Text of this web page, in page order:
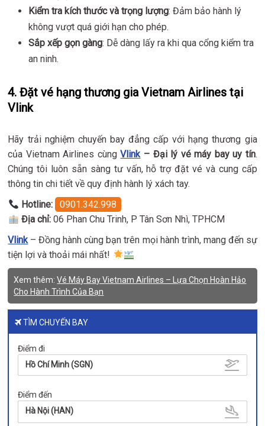
Kiểm tra kích thước và trọng lượng: Đảm bảo hành lý
không vượt quá giới hạn cho phép.
Sắp xếp gọn gàng: Dễ dàng lấy ra khi qua cổng kiểm tra
an ninh.
4. Đặt vé hạng thương gia Vietnam Airlines tại
Vlink
Hãy trải nghiệm chuyến bay đẳng cấp với hạng thương gia
của Vietnam Airlines cùngVlink– Đại lý vé máy bay uy tín.
Chúng tôi luôn sẵn sàng tư vấn, hỗ trợ đặt vé và cung cấp
thông tin chi tiết về quy định hành lý xách tay.
Hotline:
0901.342.998
Địa chỉ:06 Phan Chu Trinh, P Tân Sơn Nhì, TPHCM
Vlink– Đồng hành cùng bạn trên mọi hành trình, mang đến sự
tiện lợi và thoải mái nhất!
Xem thêm:Vé Máy Bay Vietnam Airlines – Lựa Chọn Hoàn Hảo
Cho Hành Trình Của Bạn
TÌM CHUYẾN BAY
Điểm đi
Hồ Chí Minh (SGN)
Điểm đến
Hà Nội (HAN)